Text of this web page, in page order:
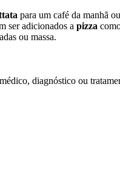
para um café da manhã
ser adicionados a pizza
ou massa.
diagnóstico ou